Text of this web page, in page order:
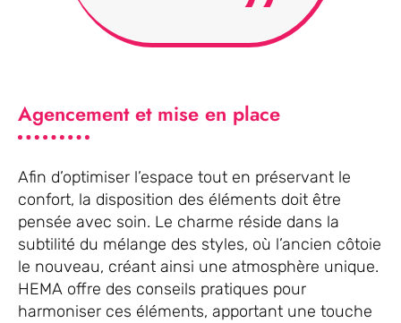
Agencement et mise en place
Afin d’optimiser l’espace tout en préservant le
confort, la disposition des éléments doit être
pensée avec soin. Le charme réside dans la
subtilité du mélange des styles, où l’ancien côtoie
le nouveau, créant ainsi une atmosphère unique.
HEMA offre des conseils pratiques pour
harmoniser ces éléments, apportant une touche